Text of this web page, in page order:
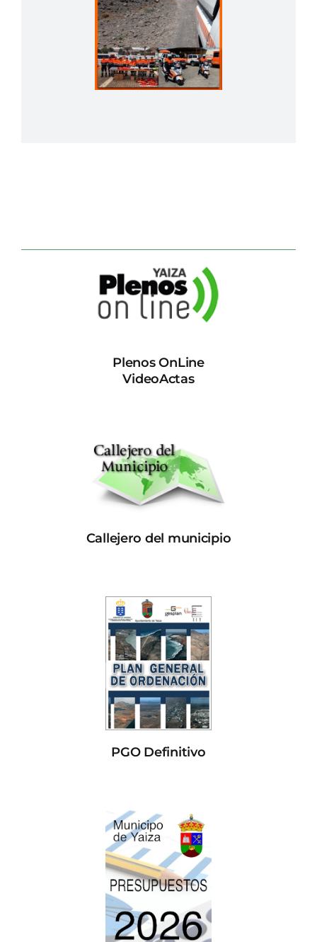
Plenos OnLine
VideoActas
Callejero del municipio
PGO Definitivo